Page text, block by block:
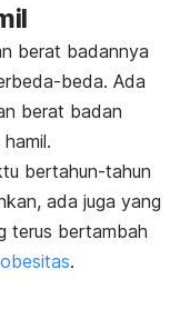
berat badannya
beda. Ada
berat badan
bertahun-tahun
ada juga yang
terus bertambah
obesitas.